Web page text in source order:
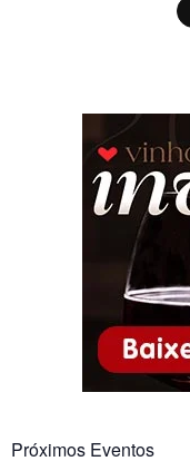
Próximos Eventos